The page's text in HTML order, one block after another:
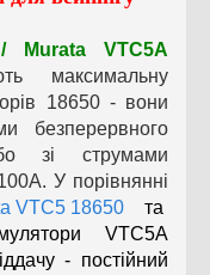
Murata VTC5A
максимальну
18650 - вони
безперервного
зі струмами
У порівнянні
VTC5 18650 та
VTC5A
- постійний